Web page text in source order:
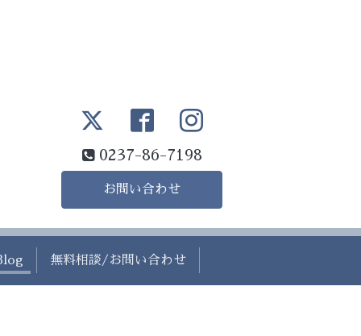
0237-86-7198
お問い合わせ
無料相談/お問い合わせ